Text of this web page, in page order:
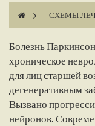
> СХЕМЫ
Болезнь
хроническое
для лиц старшей
дегенеративным
Вызвано
нейронов.